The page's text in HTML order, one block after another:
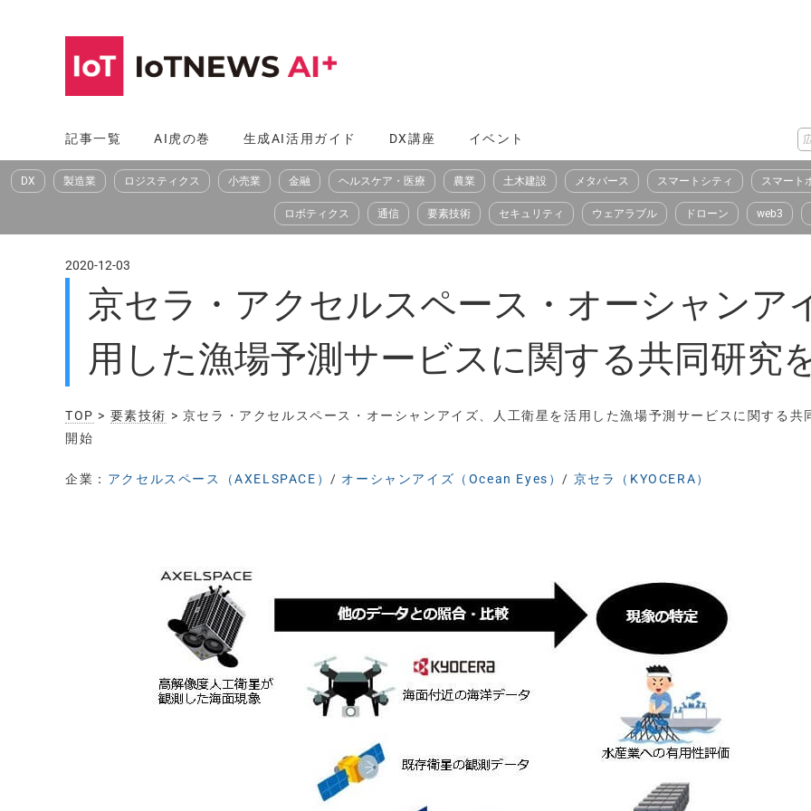
へ
ス
記事一覧 AI虎の巻 生成AI活用ガイド DX講座 イベント
DX 製造業 ロジスティクス 小売業 金融 ヘルスケア・医療 農業 土木建設 メタバース スマートシティ スマート
ロボティクス 通信 要素技術 セキュリティ ウェアラブル ドローン web3
2020-12-03
京セラ・アクセルスペース・オーシャンア
用した漁場予測サービスに関する共同研究
TOP > 要素技術 > 京セラ・アクセルスペース・オーシャンアイズ、人工衛星を活用した漁場予測サービスに関する共
開始
企業： アクセルスペース（AXELSPACE） / オーシャンアイズ（Ocean Eyes） / 京セラ（KYOCERA）